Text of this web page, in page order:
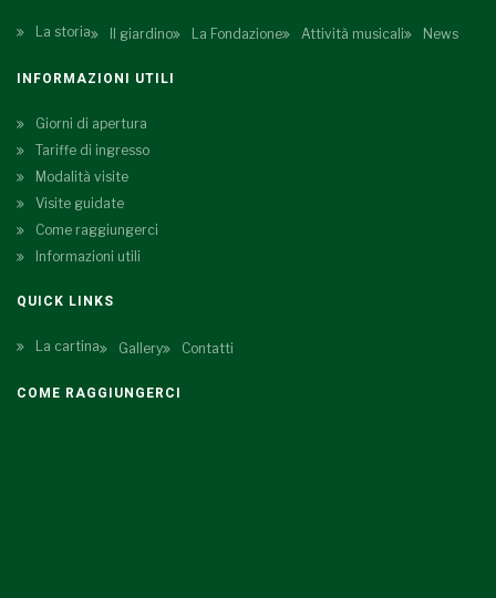
La storia Il giardino La Fondazione Attività musicali News
INFORMAZIONI UTILI
Giorni di apertura
Tariffe di ingresso
Modalità visite
Visite guidate
Come raggiungerci
Informazioni utili
QUICK LINKS
La cartina Gallery Contatti
COME RAGGIUNGERCI